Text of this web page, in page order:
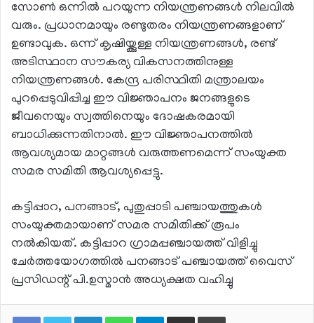
സോണ്‍ ഒന്നില്‍ പറയുന്ന നിയന്ത്രണങ്ങള്‍ നിലവില്‍
വരും. പ്രധാനമായും രണ്ടുതരം നിയന്ത്രണങ്ങളാണ്
ഉണ്ടാവുക. ഒന്ന് കൃഷിയ്ക്കുള്ള നിയന്ത്രണങ്ങള്‍, രണ്ട്
അടിസ്ഥാന സൗകര്യ വികസനത്തിനുള്ള
നിയന്ത്രണങ്ങള്‍. കേന്ദ്ര പരിസ്ഥിതി മന്ത്രാലയം
പുറപ്പെടുവിപ്പിച്ച ഈ വിജ്ഞാപനം ജനങ്ങളുടെ
ജീവനെയും സ്വത്തിനെയും ദോഷകരമായി
ബാധിക്കുന്നതിനാല്‍. ഈ വിജ്ഞാപനത്തില്‍
ആവശ്യമായ മാറ്റങ്ങള്‍ വരുത്തണമെന്ന് സംയുക്ത
സമര സമിതി ആവശ്യപ്പെട്ടു.
കട്ടിപ്പാറ, പനങ്ങാട്, പുതുപ്പാടി പഞ്ചായത്തുകള്‍
സംയുക്തമായാണ് സമര സമിതിക്ക് രൂപം
നല്‍കിയത്. കട്ടിപ്പാറ ഗ്രാമപ്പഞ്ചായത്ത് വിളിച്ചു
ചേര്‍ത്തയോഗത്തില്‍ പനങ്ങാട് പഞ്ചായത്ത് വൈസ്
പ്രസിഡന്റ് പി.ഉസ്മാന്‍ അധ്യക്ഷത വഹിച്ചു
LinkedInWhatsAppTelegramShare via Email Print